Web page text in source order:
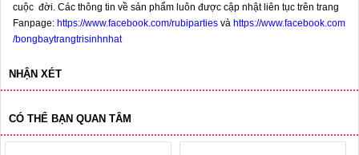
cuộc đời. Các thông tin về sản phẩm luôn được cập nhật liên tục trên trang
Fanpage: https://www.facebook.com/rubiparties và https://www.facebook.com
/bongbaytrangtrisinhnhat
NHẬN XÉT
CÓ THỂ BẠN QUAN TÂM